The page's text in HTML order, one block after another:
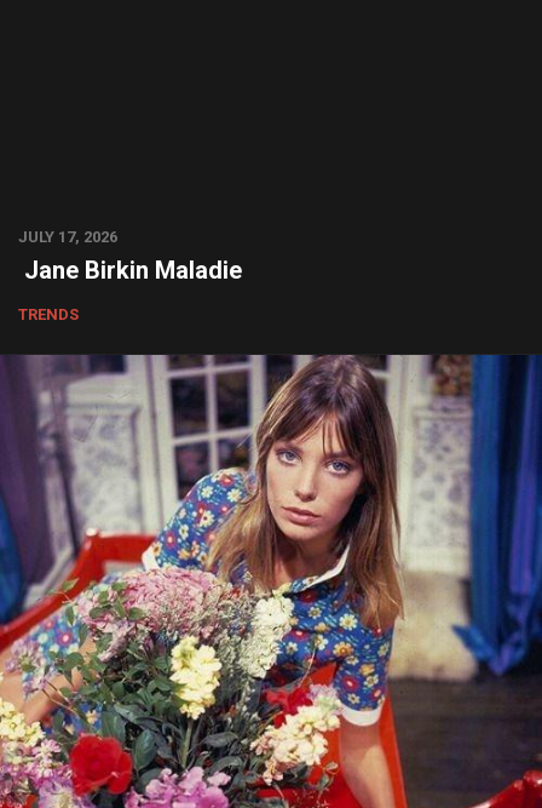
JULY 17, 2026
Jane Birkin Maladie
TRENDS